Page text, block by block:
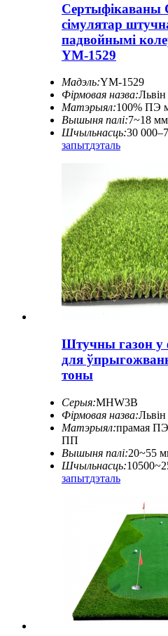
Сертыфікаваны
сімулятар
падвойнымі
YM-1529
Мадэль:YM-1529
Фірмовая назва:
Матэрыял:100% ПЭ
Вышыня палі:7~18
Шчыльнасць:30
запытдэталь
Штучны газон у
для
тоны
Серыя:MHW3B
Фірмовая назва:
Матэрыял:прамая ПЭ
ПП
Вышыня палі:20~55
Шчыльнасць:
запытдэталь